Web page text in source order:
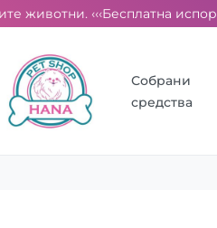
‹‹‹Бесплатна
Собрани
средства